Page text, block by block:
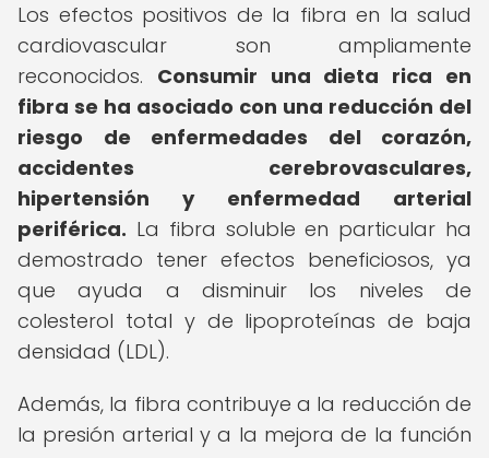
Los efectos positivos de la fibra en la salud
cardiovascular son ampliamente
reconocidos. Consumir una dieta rica en
fibra se ha asociado con una reducción del
riesgo de enfermedades del corazón,
accidentes cerebrovasculares,
hipertensión y enfermedad arterial
periférica. La fibra soluble en particular ha
demostrado tener efectos beneficiosos, ya
que ayuda a disminuir los niveles de
colesterol total y de lipoproteínas de baja
densidad (LDL).
Además, la fibra contribuye a la reducción de
la presión arterial y a la mejora de la función